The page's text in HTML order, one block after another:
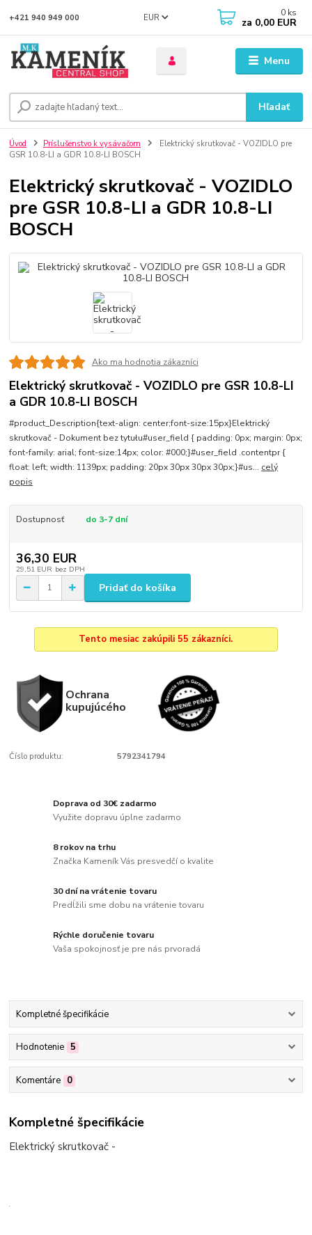
Menu
EUR
Hľadať
+421 940 949 000 0 ks
za 0,00 EUR
Úvod Príslušenstvo k vysávačom
Elektrický skrutkovač - VOZIDLO pre
GSR 10.8-LI a GDR 10.8-LI BOSCH
Elektrický skrutkovač - VOZIDLO
pre GSR 10.8-LI a GDR 10.8-LI
BOSCH
Ako ma hodnotia zákazníci
Elektrický skrutkovač - VOZIDLO pre GSR 10.8-LI
a GDR 10.8-LI BOSCH
#product_Description{text-align: center;font-size:15px}Elektrický
skrutkovač - Dokument bez tytułu#user_field { padding: 0px; margin: 0px;
font-family: arial; font-size:14px; color: #000;}#user_field .contentpr {
float: left; width: 1139px; padding: 20px 30px 30px 30px;}#us... celý
popis
Dostupnosť do 3-7 dní
36,30 EUR
29,51 EUR bez DPH
Pridať do košíka
Tento mesiac zakúpili 55 zákazníci.
Ochrana
kupujúcého
Číslo produktu: 5792341794
Doprava od 30€ zadarmo
Využite dopravu úplne zadarmo
8 rokov na trhu
Značka Kameník Vás presvedčí o kvalite
30 dní na vrátenie tovaru
Predĺžili sme dobu na vrátenie tovaru
Rýchle doručenie tovaru
Vaša spokojnosť je pre nás prvoradá
Kompletné špecifikácie
Hodnotenie 5
Komentáre 0
Kompletné špecifikácie
Elektrický skrutkovač -